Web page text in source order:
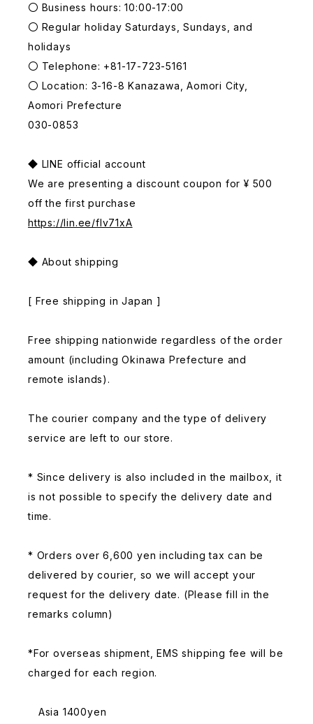
〇 Business hours: 10:00-17:00
〇 Regular holiday Saturdays, Sundays, and
holidays
〇 Telephone: +81-17-723-5161
〇 Location: 3-16-8 Kanazawa, Aomori City,
Aomori Prefecture
030-0853
◆ LINE official account
We are presenting a discount coupon for ¥ 500
off the first purchase
https://lin.ee/fIv71xA
◆ About shipping
[ Free shipping in Japan ]
Free shipping nationwide regardless of the order
amount (including Okinawa Prefecture and
remote islands).
The courier company and the type of delivery
service are left to our store.
* Since delivery is also included in the mailbox, it
is not possible to specify the delivery date and
time.
* Orders over 6,600 yen including tax can be
delivered by courier, so we will accept your
request for the delivery date. (Please fill in the
remarks column)
*For overseas shipment, EMS shipping fee will be
charged for each region.
Asia 1400yen